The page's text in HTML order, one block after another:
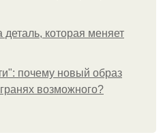
которая меняет
почему новый образ
возможного?